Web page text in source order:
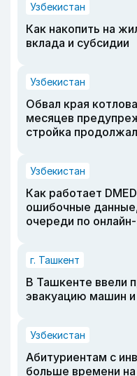
Узбекистан
Как накопить на
вклада и субсидии
Узбекистан
Обвал края
месяцев
стройка
Узбекистан
Как работает
ошибочные
очереди по онлайн-
г. Ташкент
В Ташкенте ввели
эвакуацию машин
Узбекистан
Абитуриентам с
больше времени